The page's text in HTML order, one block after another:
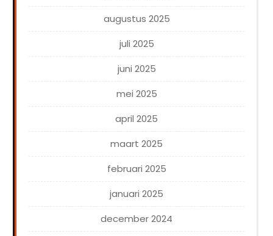
augustus 2025
juli 2025
juni 2025
mei 2025
april 2025
maart 2025
februari 2025
januari 2025
december 2024